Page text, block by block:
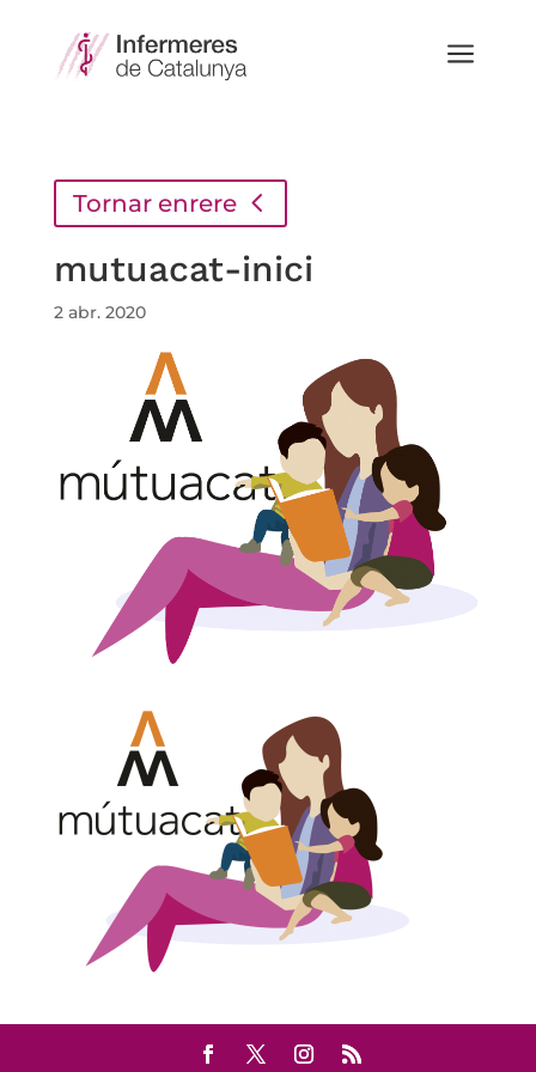
a
Tornar enrere
mutuacat-inici
2 abr. 2020